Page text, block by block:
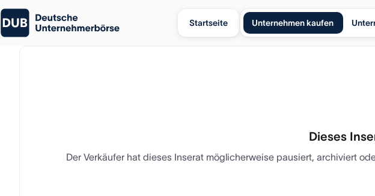
Startseite Unternehmen kaufen
Dieses
Der Verkäufer hat dieses Inserat möglicherweise pausiert, archiviert